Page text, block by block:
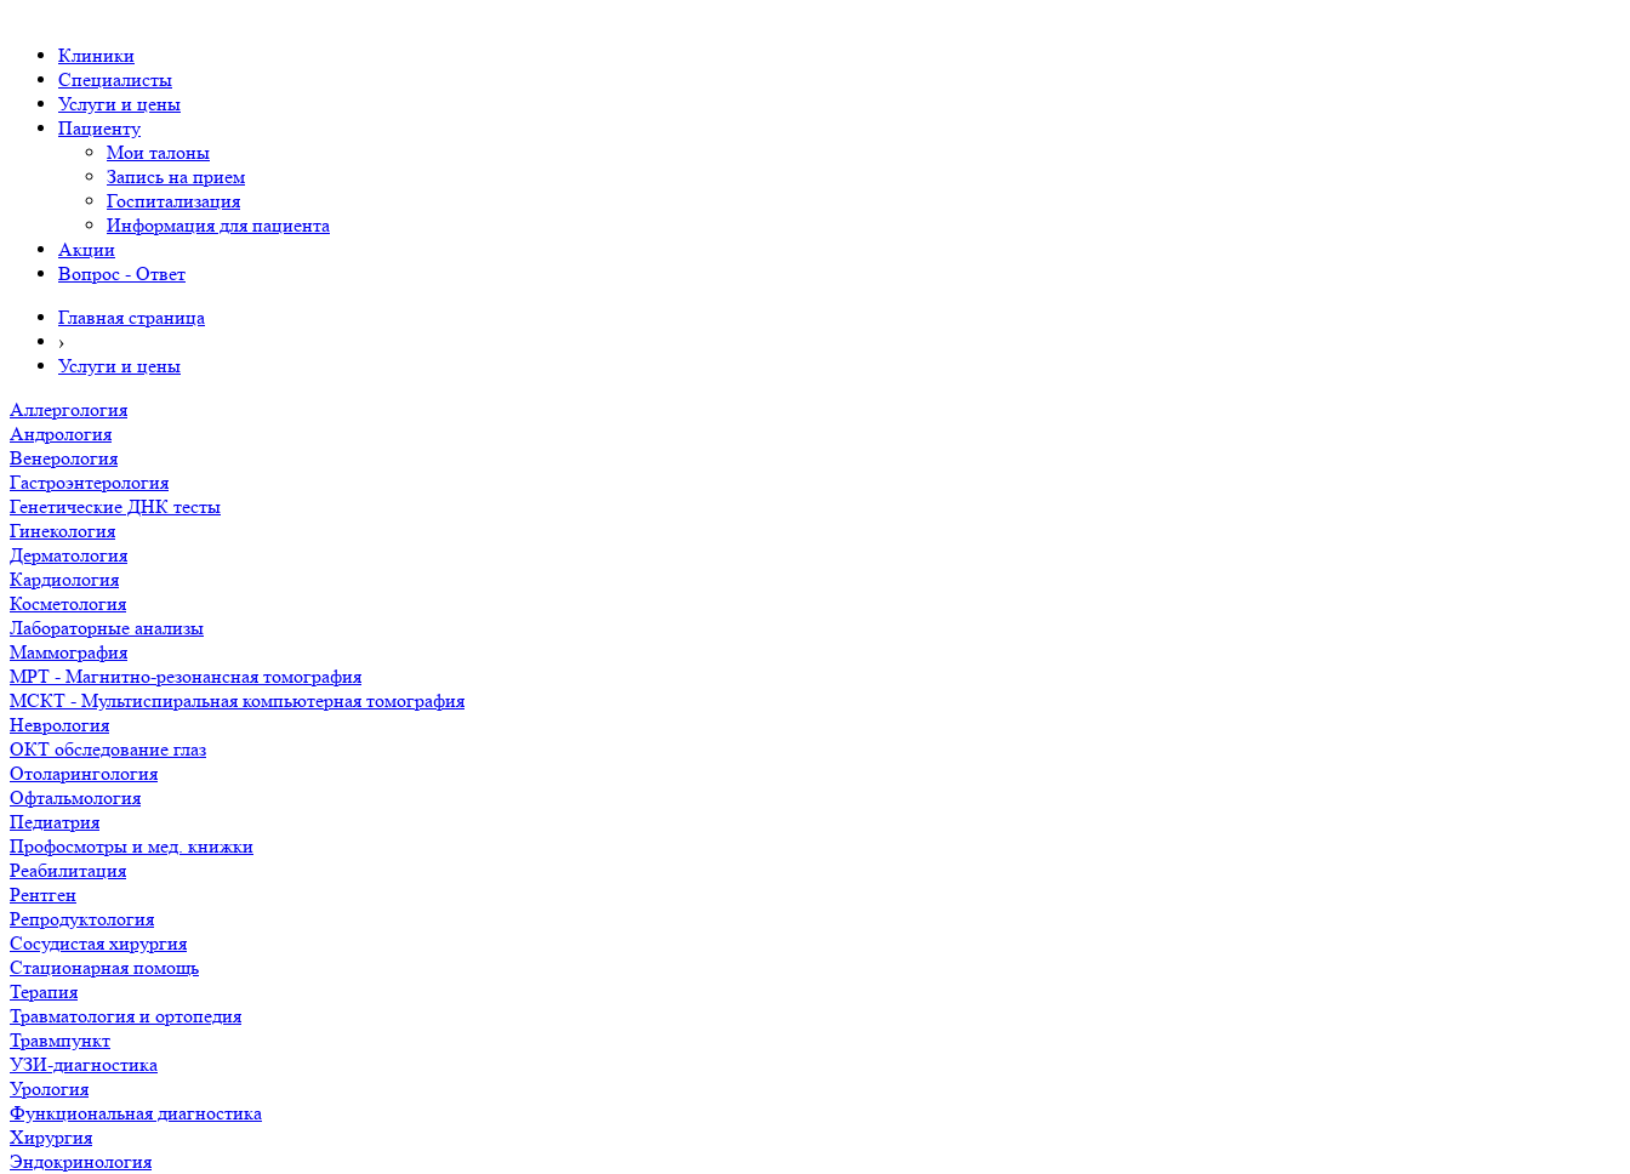
Клиники
Специалисты
Услуги и цены
Пациенту
Мои талоны
Запись на прием
Госпитализация
Информация для пациента
Акции
Вопрос - Ответ
Главная страница
›
Услуги и цены
Аллергология
Андрология
Венерология
Гастроэнтерология
Генетические ДНК тесты
Гинекология
Дерматология
Кардиология
Косметология
Лабораторные анализы
Маммография
МРТ - Магнитно-резонансная томография
МСКТ - Мультиспиральная компьютерная томография
Неврология
ОКТ обследование глаз
Отоларингология
Офтальмология
Педиатрия
Профосмотры и мед. книжки
Реабилитация
Рентген
Репродуктология
Сосудистая хирургия
Стационарная помощь
Терапия
Травматология и ортопедия
Травмпункт
УЗИ-диагностика
Урология
Функциональная диагностика
Хирургия
Эндокринология